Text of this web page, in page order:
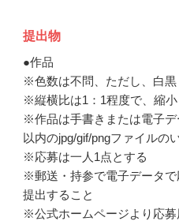
提出物
●作品
※色数は不問、ただし、白
※縦横比は1：1程度で、縮
※作品は手書きまたは電子
以内のjpg/gif/pngファイルの
※応募は一人1点とする
※郵送・持参で電子データ
提出すること
※公式ホームページより応